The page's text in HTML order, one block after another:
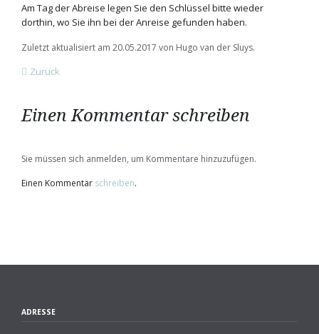
Am Tag der Abreise legen Sie den Schlüssel bitte wieder
dorthin, wo Sie ihn bei der Anreise gefunden haben.
Zuletzt aktualisiert am 20.05.2017 von Hugo van der Sluys.
Zurück
Einen Kommentar schreiben
Sie müssen sich anmelden, um Kommentare hinzuzufügen.
Einen Kommentar schreiben.
ADRESSE